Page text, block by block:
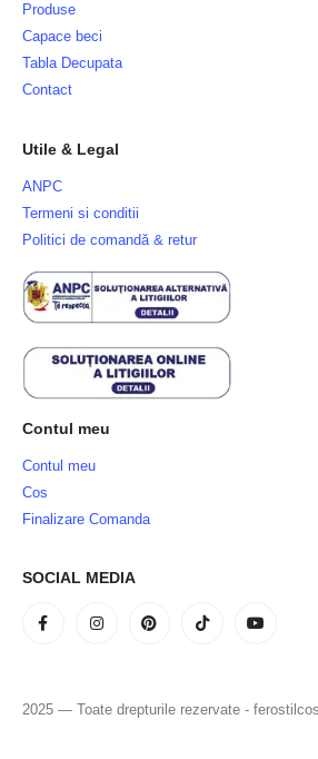
Produse
Capace beci
Tabla Decupata
Contact
Utile & Legal
ANPC
Termeni si conditii
Politici de comandă & retur
Contul meu
Contul meu
Cos
Finalizare Comanda
SOCIAL MEDIA
2025 — Toate drepturile rezervate -